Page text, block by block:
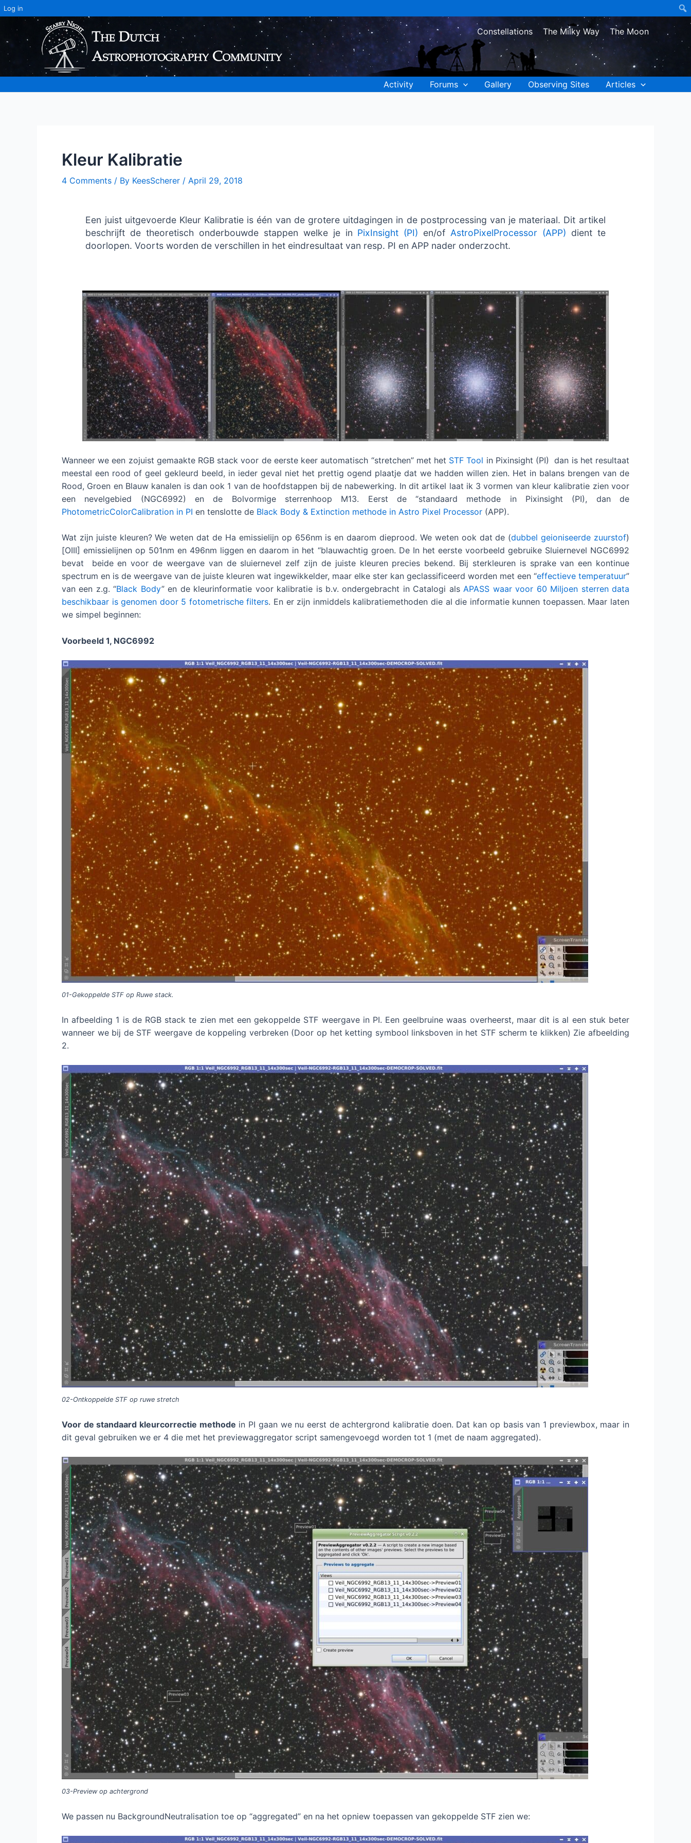
Log in
Constellations The Milky Way The Moon
Activity Forums Gallery Observing Sites Articles
Kleur Kalibratie
4 Comments / By KeesScherer / April 29, 2018
Een juist uitgevoerde Kleur Kalibratie is één van de grotere uitdagingen in de postprocessing van je materiaal. Dit artikel
beschrijft de theoretisch onderbouwde stappen welke je in PixInsight (PI) en/of AstroPixelProcessor (APP) dient te
doorlopen. Voorts worden de verschillen in het eindresultaat van resp. PI en APP nader onderzocht.
Wanneer we een zojuist gemaakte RGB stack voor de eerste keer automatisch “stretchen” met het STF Tool in Pixinsight (PI) dan is het resultaat
meestal een rood of geel gekleurd beeld, in ieder geval niet het prettig ogend plaatje dat we hadden willen zien. Het in balans brengen van de
Rood, Groen en Blauw kanalen is dan ook 1 van de hoofdstappen bij de nabewerking. In dit artikel laat ik 3 vormen van kleur kalibratie zien voor
een nevelgebied (NGC6992) en de Bolvormige sterrenhoop M13. Eerst de “standaard methode in Pixinsight (PI), dan de
PhotometricColorCalibration in PI en tenslotte de Black Body & Extinction methode in Astro Pixel Processor (APP).
Wat zijn juiste kleuren? We weten dat de Ha emissielijn op 656nm is en daarom dieprood. We weten ook dat de (dubbel geioniseerde zuurstof)
[OIII] emissielijnen op 501nm en 496nm liggen en daarom in het “blauwachtig groen. De In het eerste voorbeeld gebruike Sluiernevel NGC6992
bevat beide en voor de weergave van de sluiernevel zelf zijn de juiste kleuren precies bekend. Bij sterkleuren is sprake van een kontinue
spectrum en is de weergave van de juiste kleuren wat ingewikkelder, maar elke ster kan geclassificeerd worden met een “effectieve temperatuur”
van een z.g. “Black Body” en de kleurinformatie voor kalibratie is b.v. ondergebracht in Catalogi alsAPASS waar voor 60 Miljoen sterren data
beschikbaar is genomen door 5 fotometrische filters. En er zijn inmiddels kalibratiemethoden die al die informatie kunnen toepassen. Maar laten
we simpel beginnen:
Voorbeeld 1, NGC6992
01-Gekoppelde STF op Ruwe stack.
In afbeelding 1 is de RGB stack te zien met een gekoppelde STF weergave in PI. Een geelbruine waas overheerst, maar dit is al een stuk beter
wanneer we bij de STF weergave de koppeling verbreken (Door op het ketting symbool linksboven in het STF scherm te klikken) Zie afbeelding
2.
02-Ontkoppelde STF op ruwe stretch
Voor de standaard kleurcorrectie methode in PI gaan we nu eerst de achtergrond kalibratie doen. Dat kan op basis van 1 previewbox, maar in
dit geval gebruiken we er 4 die met het previewaggregator script samengevoegd worden tot 1 (met de naam aggregated).
03-Preview op achtergrond
We passen nu BackgroundNeutralisation toe op “aggregated” en na het opniew toepassen van gekoppelde STF zien we: